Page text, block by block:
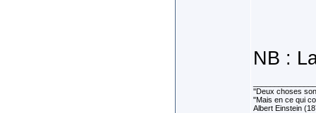
NB :
''Deux choses
"Mais en ce qui
Albert Einstein